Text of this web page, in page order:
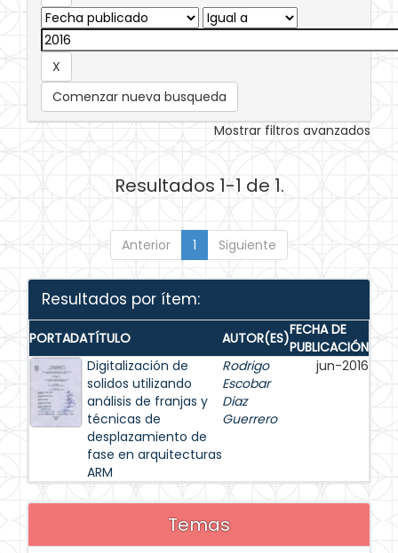
Comenzar nueva busqueda
Mostrar filtros avanzados
Resultados 1-1 de 1.
Anterior 1 Siguiente
Resultados por ítem:
PORTADATÍTULO AUTOR(ES)FECHA DE
PUBLICACIÓN
Digitalización de
solidos utilizando
análisis de franjas y
técnicas de
desplazamiento de
fase en arquitecturas
ARM
Rodrigo
Escobar
Diaz
Guerrero
jun-2016
Temas